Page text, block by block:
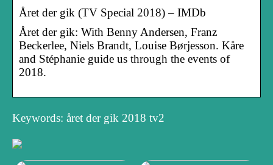
Året der gik (TV Special 2018) – IMDb
Året der gik: With Benny Andersen, Franz
Beckerlee, Niels Brandt, Louise Børjesson. Kåre
and Stéphanie guide us through the events of
2018.
Keywords: året der gik 2018 tv2